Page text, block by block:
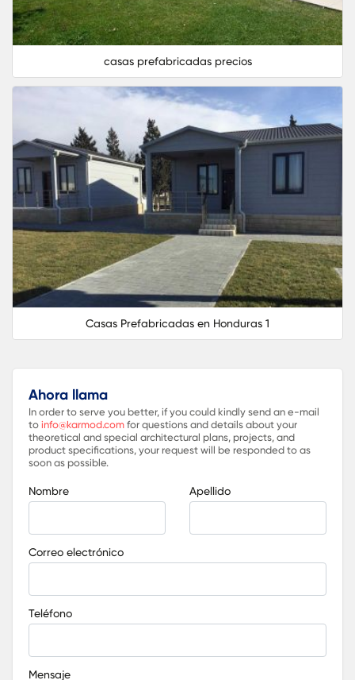
casas prefabricadas precios
Casas Prefabricadas en Honduras 1
Ahora llama
In order to serve you better, if you could kindly send an e-mail
to info@karmod.com for questions and details about your
theoretical and special architectural plans, projects, and
product specifications, your request will be responded to as
soon as possible.
Nombre Apellido
Correo electrónico
Teléfono
Mensaje